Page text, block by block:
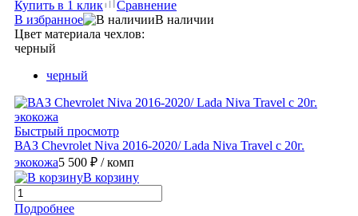
Купить в 1 клик
Сравнение
В избранное
В наличии
Цвет материала чехлов:
черный
черный
Быстрый просмотр
ВАЗ Chevrolet Niva 2016-2020/ Lada Niva Travel с 20г.
экокожа5 500 ₽ / комп
В корзину
Подробнее